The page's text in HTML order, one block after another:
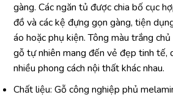
gàng. Các ngăn tủ được chia bố cục
đồ và các kệ đựng gọn gàng, tiện
áo hoặc phụ kiện. Tông màu trắng
gỗ tự nhiên mang đến vẻ đẹp tinh tế,
nhiều phong cách nội thất khác nhau.
Chất liệu: Gỗ công nghiệp phủ